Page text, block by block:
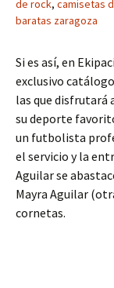
de rock, camisetas
baratas zaragoza
Si es así, en
exclusivo
las que disfrutará
su deporte
un futbolista
el servicio y la
Aguilar se
Mayra Aguilar
cornetas.